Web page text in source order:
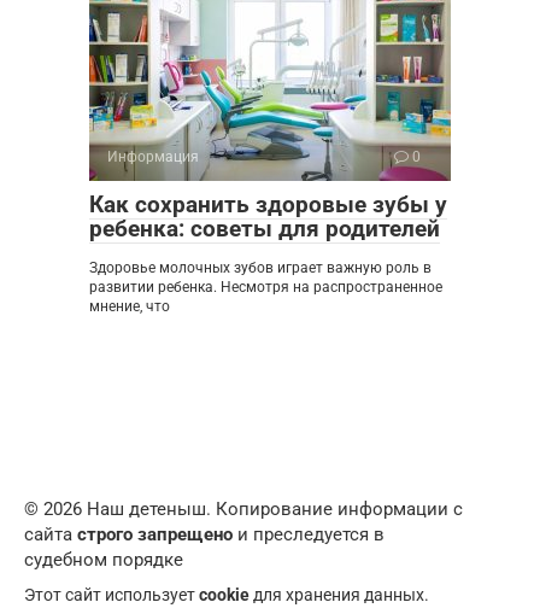
Информация 0
Как сохранить здоровые зубы у
ребенка: советы для родителей
Здоровье молочных зубов играет важную роль в
развитии ребенка. Несмотря на распространенное
мнение, что
© 2026 Наш детеныш. Копирование информации с
сайта строго запрещено и преследуется в
судебном порядке
Этот сайт используетcookie для хранения данных.